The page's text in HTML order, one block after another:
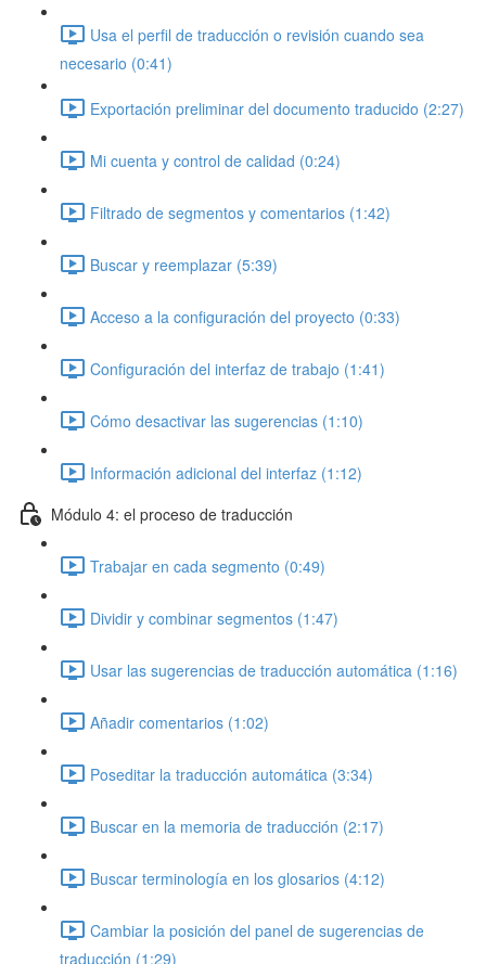
Usa el perfil de traducción o revisión cuando sea
necesario (0:41)
Exportación preliminar del documento traducido (2:27)
Mi cuenta y control de calidad (0:24)
Filtrado de segmentos y comentarios (1:42)
Buscar y reemplazar (5:39)
Acceso a la configuración del proyecto (0:33)
Configuración del interfaz de trabajo (1:41)
Cómo desactivar las sugerencias (1:10)
Información adicional del interfaz (1:12)
Módulo 4: el proceso de traducción
Trabajar en cada segmento (0:49)
Dividir y combinar segmentos (1:47)
Usar las sugerencias de traducción automática (1:16)
Añadir comentarios (1:02)
Poseditar la traducción automática (3:34)
Buscar en la memoria de traducción (2:17)
Buscar terminología en los glosarios (4:12)
Cambiar la posición del panel de sugerencias de
traducción (1:29)